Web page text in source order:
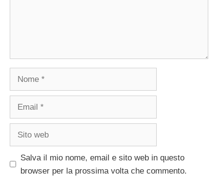
Nome
Email
Sito
Salva il mio nome, email e sito web in questo
browser per la prossima volta che commento.